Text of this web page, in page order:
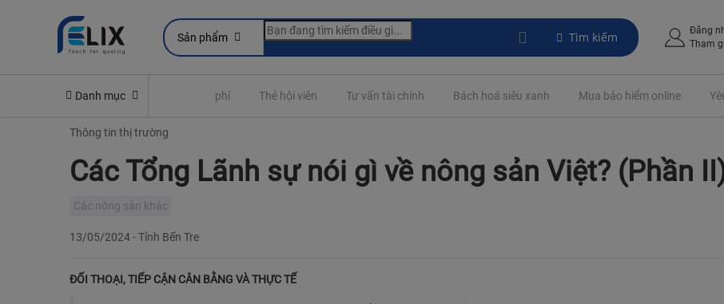
Sản phẩm Tìm kiếm
Đăng
Tham
Danh mục
Yêu cầu quyền lợi bảo hiểm Đóng phí Thẻ hội viên Tư vấn tài chính Bách hoá siêu xanh Mua bảo hiểm online
Thông tin thị trường
Các Tổng Lãnh sự nói gì về nông sản Việt? (Phần
Các nông sản khác
13/05/2024-Tỉnh Bến Tre
ĐỐI THOẠI, TIẾP CẬN CÂN BẰNG VÀ THỰC TẾ